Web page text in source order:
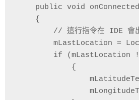
public void
    {
// 這行指令在 IDE 會
mLastLocation =
if (mLastLocation
            {